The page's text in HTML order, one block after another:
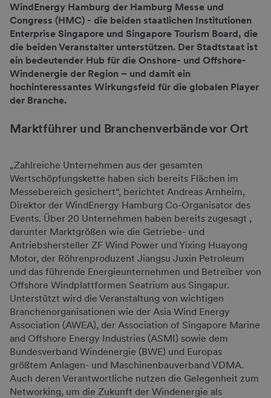
WindEnergy Hamburg der Hamburg Messe und
Congress (HMC) - die beiden staatlichen Institutionen
Enterprise Singapore und Singapore Tourism Board, die
die beiden Veranstalter unterstützen. Der Stadtstaat ist
ein bedeutender Hub für die Onshore- und Offshore-
Windenergie der Region – und damit ein
hochinteressantes Wirkungsfeld für die globalen Player
der Branche.
Marktführer und Branchenverbände vor Ort
„Zahlreiche Unternehmen aus der gesamten
Wertschöpfungskette haben sich bereits Flächen im
Messebereich gesichert“, berichtet Andreas Arnheim,
Direktor der WindEnergy Hamburg Co-Organisator des
Events. Über 20 Unternehmen haben bereits zugesagt ,
darunter Marktgrößen wie die Getriebe- und
Antriebshersteller ZF Wind Power und Yixing Huayong
Motor, der Röhrenproduzent Jiangsu Juxin Petroleum
und das führende Energieunternehmen und Betreiber von
Offshore Windplattformen Seatrium aus Singapur.
Unterstützt wird die Veranstaltung von wichtigen
Branchenorganisationen wie der Asia Wind Energy
Association (AWEA), der Association of Singapore Marine
and Offshore Energy Industries (ASMI) sowie dem
Bundesverband Windenergie (BWE) und Europas
größtem Anlagen- und Maschinenbauverband VDMA.
Auch deren Verantwortliche nutzen die Gelegenheit zum
Networking, um die Zukunft der Windenergie als